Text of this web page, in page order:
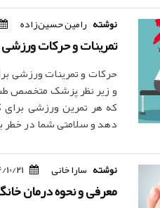
نوشته رامین حسین‌زاده
تمرینات و حرکات
حرکات و تمرینات ورزشی
و زیر نظر پزشک متخصص طب
که هر تمرین ورزشی
دهد و سلامتی شما در خطر
نوشته سارا خانی 10/21
معرفی و نحوه درمان